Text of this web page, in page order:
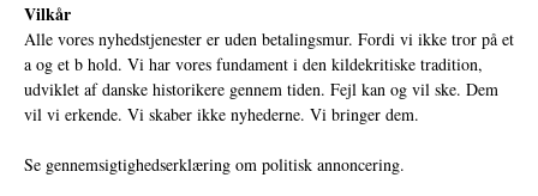
Vilkår
Alle vores nyhedstjenester er uden betalingsmur. Fordi vi ikke tror på et
a og et b hold. Vi har vores fundament i den kildekritiske tradition,
udviklet af danske historikere gennem tiden. Fejl kan og vil ske. Dem
vil vi erkende. Vi skaber ikke nyhederne. Vi bringer dem.
Se gennemsigtighedserklæring om politisk annoncering.